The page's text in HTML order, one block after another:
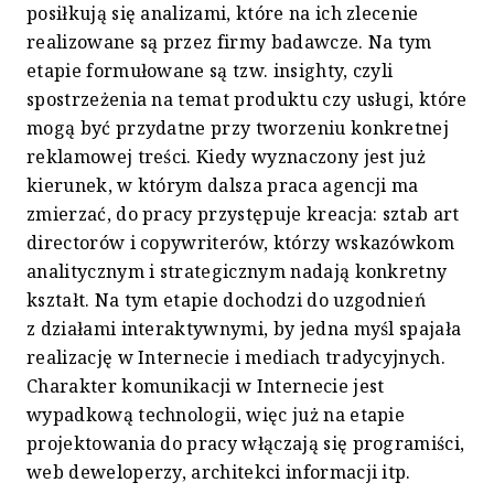
posiłkują się analizami, które na ich zlecenie
realizowane są przez firmy badawcze. Na tym
etapie formułowane są tzw. insighty, czyli
spostrzeżenia na temat produktu czy usługi, które
mogą być przydatne przy tworzeniu konkretnej
reklamowej treści. Kiedy wyznaczony jest już
kierunek, w którym dalsza praca agencji ma
zmierzać, do pracy przystępuje kreacja: sztab art
directorów i copywriterów, którzy wskazówkom
analitycznym i strategicznym nadają konkretny
kształt. Na tym etapie dochodzi do uzgodnień
z działami interaktywnymi, by jedna myśl spajała
realizację w Internecie i mediach tradycyjnych.
Charakter komunikacji w Internecie jest
wypadkową technologii, więc już na etapie
projektowania do pracy włączają się programiści,
web deweloperzy, architekci informacji itp.